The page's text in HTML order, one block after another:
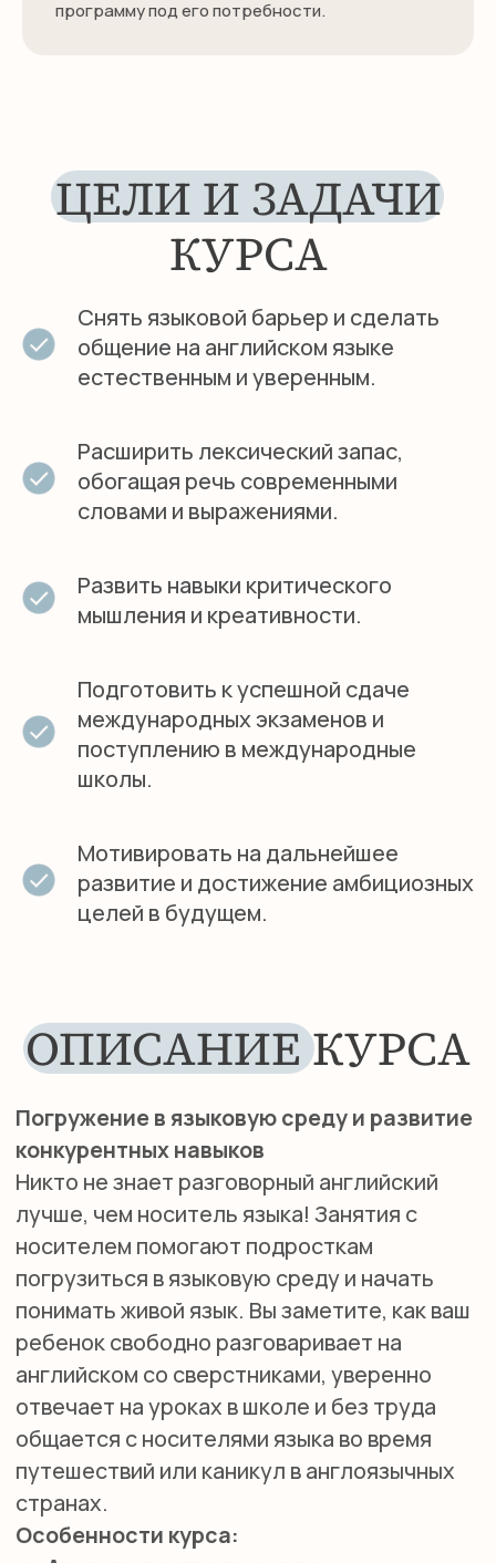
программу под его потребности.
Снять языковой барьер и сделать
общение на английском языке
естественным и уверенным.
Расширить лексический запас,
обогащая речь современными
словами и выражениями.
Развить навыки критического
мышления и креативности.
Подготовить к успешной сдаче
международных экзаменов и
поступлению в международные
школы.
Мотивировать на дальнейшее
развитие и достижение амбициозных
целей в будущем.
НАЧНИТЕ ПУТЬ К
УСПЕХУ ВАШЕГО
SMILE ENGLISH
SCHOOL!
Запишитесь на курс "Teens" и подарите
вашему ребенку возможность открыть
новые горизонты, уверенно общаться на
Свяжитесь с нами, чтобы узнать
подробности и записаться на пробное
занятие.
+7
Я даю согласие на обработку персональных данных
ОТПРАВИТЬ